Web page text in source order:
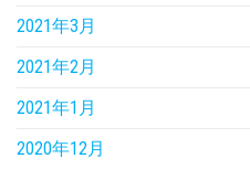
2021年3月
2021年2月
2021年1月
2020年12月